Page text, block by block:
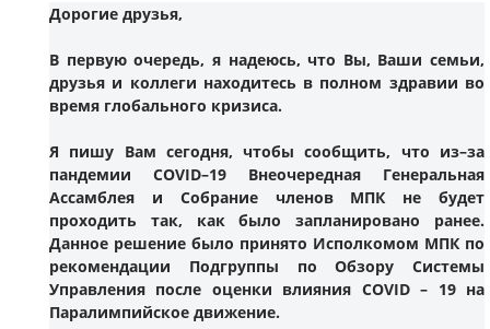
Дорогие друзья,
В первую очередь, я надеюсь, что Вы, Ваши семьи,
друзья и коллеги находитесь в полном здравии во
время глобального кризиса.
Я пишу Вам сегодня, чтобы сообщить, что из–за
пандемии COVID–19 Внеочередная Генеральная
Ассамблея и Собрание членов МПК не будет
проходить так, как было запланировано ранее.
Данное решение было принято Исполкомом МПК по
рекомендации Подгруппы по Обзору Системы
Управления после оценки влияния COVID – 19 на
Паралимпийское движение.